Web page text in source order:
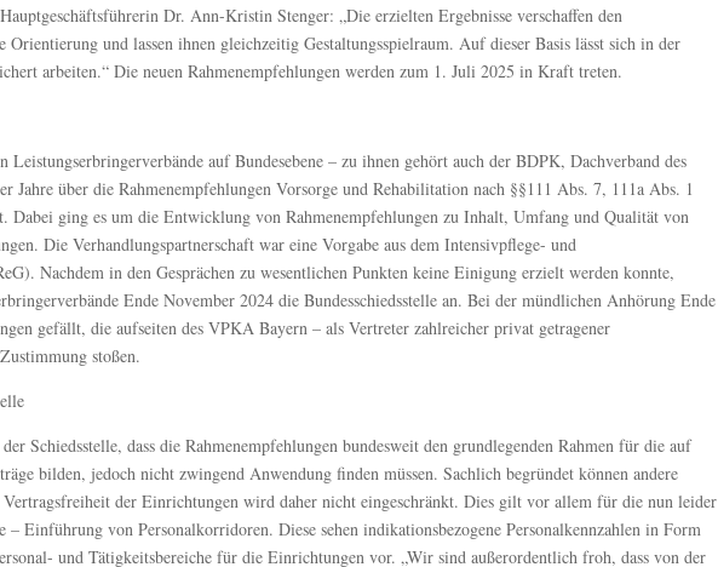
Dr. Ann-Kristin Stenger: „Die erzielten Ergebnisse verschaffen den
und lassen ihnen gleichzeitig Gestaltungsspielraum. Auf dieser Basis lässt sich in der
arbeiten.“ Die neuen Rahmenempfehlungen werden zum 1. Juli 2025 in Kraft treten.
auf Bundesebene – zu ihnen gehört auch der BDPK, Dachverband des
Jahre über die Rahmenempfehlungen Vorsorge und Rehabilitation nach §§111 Abs. 7, 111a Abs. 1
Dabei ging es um die Entwicklung von Rahmenempfehlungen zu Inhalt, Umfang und Qualität von
Die Verhandlungspartnerschaft war eine Vorgabe aus dem Intensivpflege- und
Nachdem in den Gesprächen zu wesentlichen Punkten keine Einigung erzielt werden konnte,
Ende November 2024 die Bundesschiedsstelle an. Bei der mündlichen Anhörung Ende
gefällt, die aufseiten des VPKA Bayern – als Vertreter zahlreicher privat getragener
stoßen.
Schiedsstelle, dass die Rahmenempfehlungen bundesweit den grundlegenden Rahmen für die auf
bilden, jedoch nicht zwingend Anwendung finden müssen. Sachlich begründet können andere
Vertragsfreiheit der Einrichtungen wird daher nicht eingeschränkt. Dies gilt vor allem für die nun leider
– Einführung von Personalkorridoren. Diese sehen indikationsbezogene Personalkennzahlen in Form
und Tätigkeitsbereiche für die Einrichtungen vor. „Wir sind außerordentlich froh, dass von der